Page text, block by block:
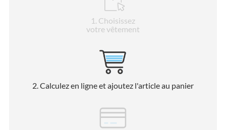
1 . Choisissez
votre vêtement
2. Calculez en ligne et ajoutez l'article au panier